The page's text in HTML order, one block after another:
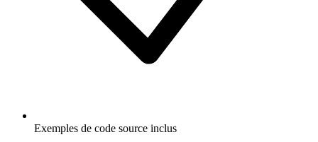
Exemples de code source inclus